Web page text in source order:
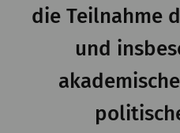
die Teilnahme
und